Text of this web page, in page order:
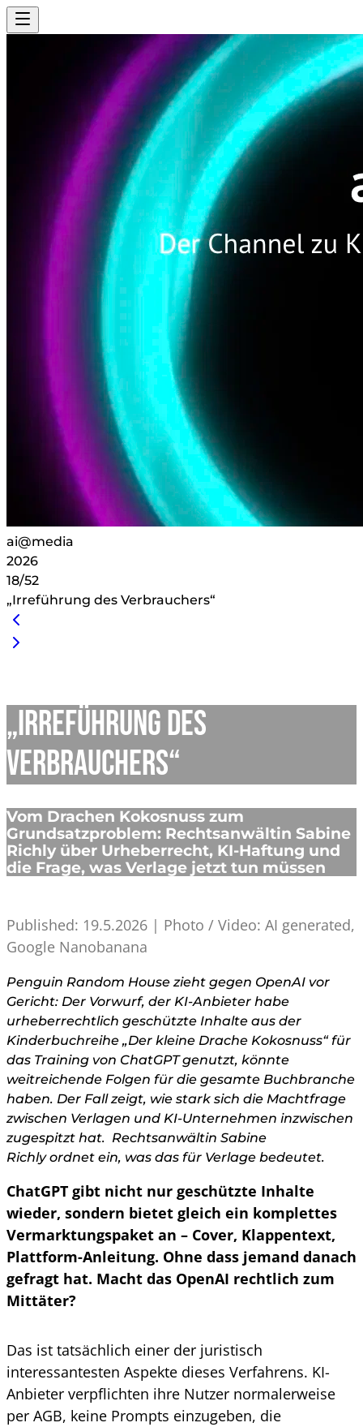
ai@media
2026
18/52
„Irreführung des Verbrauchers“
„Irreführung des
Verbrauchers“
Vom Drachen Kokosnuss zum
Grundsatzproblem: Rechtsanwältin Sabine
Richly über Urheberrecht, KI-Haftung und
die Frage, was Verlage jetzt tun müssen
Published: 19.5.2026 | Photo / Video: AI generated,
Google Nanobanana
Penguin Random House zieht gegen OpenAI vor
Gericht: Der Vorwurf, der KI-Anbieter habe
urheberrechtlich geschützte Inhalte aus der
Kinderbuchreihe „Der kleine Drache Kokosnuss“ für
das Training von ChatGPT genutzt, könnte
weitreichende Folgen für die gesamte Buchbranche
haben. Der Fall zeigt, wie stark sich die Machtfrage
zwischen Verlagen und KI-Unternehmen inzwischen
zugespitzt hat. Rechtsanwältin Sabine
Richly ordnet ein, was das für Verlage bedeutet.
ChatGPT gibt nicht nur geschützte Inhalte
wieder, sondern bietet gleich ein komplettes
Vermarktungspaket an – Cover, Klappentext,
Plattform-Anleitung. Ohne dass jemand danach
gefragt hat. Macht das OpenAI rechtlich zum
Mittäter?
Das ist tatsächlich einer der juristisch
interessantesten Aspekte dieses Verfahrens. KI-
Anbieter verpflichten ihre Nutzer normalerweise
per AGB, keine Prompts einzugeben, die